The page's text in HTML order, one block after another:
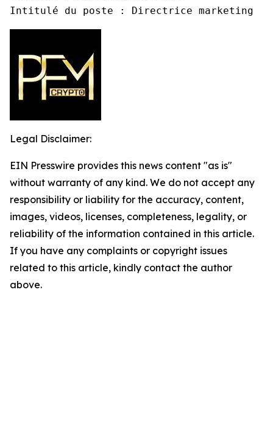
Intitulé du poste : Directrice marketing
Legal Disclaimer:
EIN Presswire provides this news content "as is"
without warranty of any kind. We do not accept any
responsibility or liability for the accuracy, content,
images, videos, licenses, completeness, legality, or
reliability of the information contained in this article.
If you have any complaints or copyright issues
related to this article, kindly contact the author
above.